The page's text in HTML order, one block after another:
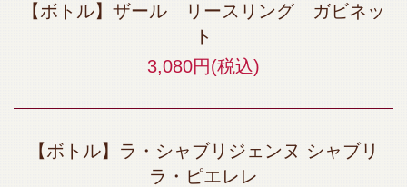
【ボトル】ザール リースリング ガビネッ
ト
3,080円(税込)
【ボトル】ラ・シャブリジェンヌ シャブリ
ラ・ピエレレ